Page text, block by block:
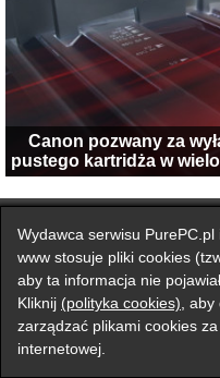
Canon pozwany za
pustego kartridża w
Przełącz na
Zgłoś
Forum
Wydawca serwisu
www stosuje pliki cookies
aby ta informacja nie
Kliknij (polityka cookies) ,
zarządzać plikami cookies
internetowej.